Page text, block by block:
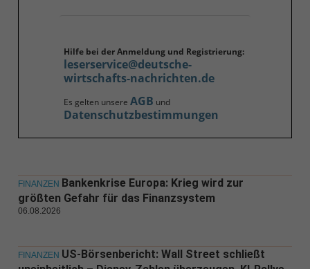
Hilfe bei der Anmeldung und Registrierung:
leserservice@deutsche-
wirtschafts-nachrichten.de
Es gelten unsere AGB und
Datenschutzbestimmungen
FINANZEN Bankenkrise Europa: Krieg wird zur
größten Gefahr für das Finanzsystem
06.08.2026
FINANZEN US-Börsenbericht: Wall Street schließt